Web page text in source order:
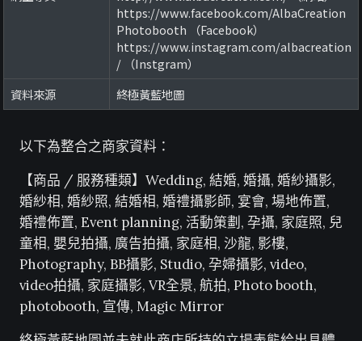
https://www.facebook.com/AlbaCreation
Photobooth （Facebook）
https://www.instagram.com/albacreation
/ （Instgram）
資料來源
終極黃藍地圖
以下為整合之商家資料：
【商品 / 服務種類】Wedding, 結婚, 婚攝, 婚紗攝影,
婚紗相, 婚紗照, 結婚相, 婚禮攝影師, 宴會, 場地佈置,
婚禮佈置, Event planning, 活動策劃, 孕攝, 家庭照, 兒
童相, 嬰兒拍攝, 廣告拍攝, 家庭相, 沙龍, 影樓,
Photography, BB攝影, Studio, 孕婦攝影, video,
video拍攝, 家庭攝影, VR全景, 航拍, Photo booth,
photobooth, 宣傳, Magic Mirror